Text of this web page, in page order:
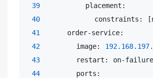
39
          placement:
40
constraints:
41
      order-service:
42
        image:
192.168.197
43
        restart: on-failure
44
        ports: